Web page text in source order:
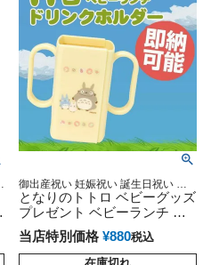
御出産祝い 妊娠祝い 誕生日祝い 妊
娠祝い 出産記念
となりのトトロ ベビーグッズ
プレゼント ベビーランチ ド
リンクホルダー
当店特別価格 ¥880税込